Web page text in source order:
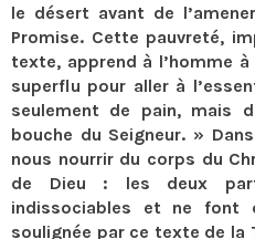
le désert avant de
Promise. Cette pauvreté,
texte, apprend à l’homme
superflu pour aller à
seulement de pain, mais
bouche du Seigneur. »
nous nourrir du corps du
de Dieu : les deux
indissociables et ne font
soulignée par ce texte de